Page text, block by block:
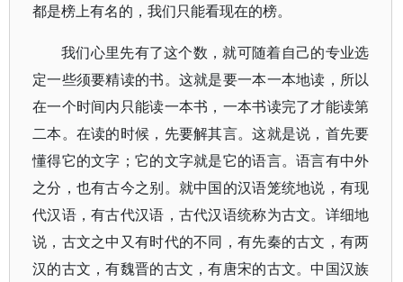
都是榜上有名的，我们只能看现在的榜。
我们心里先有了这个数，就可随着自己的专业选
定一些须要精读的书。这就是要一本一本地读，所以
在一个时间内只能读一本书，一本书读完了才能读第
二本。在读的时候，先要解其言。这就是说，首先要
懂得它的文字；它的文字就是它的语言。语言有中外
之分，也有古今之别。就中国的汉语笼统地说，有现
代汉语，有古代汉语，古代汉语统称为古文。详细地
说，古文之中又有时代的不同，有先秦的古文，有两
汉的古文，有魏晋的古文，有唐宋的古文。中国汉族